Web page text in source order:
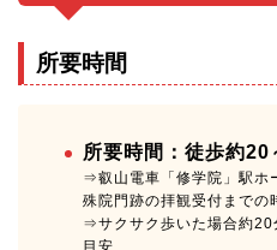
所要時間
所要時間：徒歩約20
⇒叡山電車「修学院」駅ホ
殊院門跡の拝観受付までの
⇒サクサク歩いた場合約20